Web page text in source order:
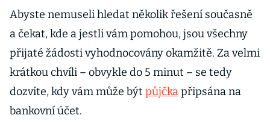
Abyste nemuseli hledat několik řešení současně
a čekat, kde a jestli vám pomohou, jsou všechny
přijaté žádosti vyhodnocovány okamžitě. Za velmi
krátkou chvíli – obvykle do 5 minut – se tedy
dozvíte, kdy vám může být půjčkapřipsána na
bankovní účet.